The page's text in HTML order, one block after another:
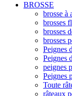
BROSSE
brosse à
brosses
brosses
brosses
Peignes
Peignes
peignes
Peignes
Toute
râteaux